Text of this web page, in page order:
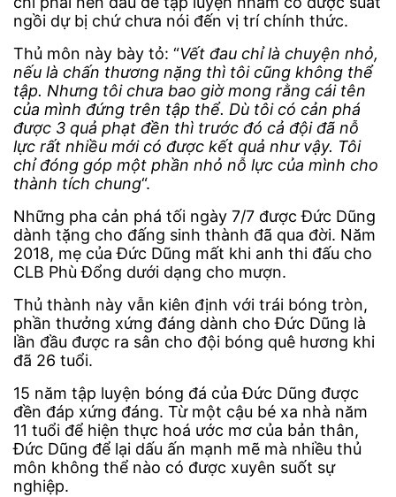
ngồi dự bị chứ chưa nói đến vị trí chính thức.
Thủ môn này bày tỏ: “Vết đau chỉ là chuyện nhỏ,
nếu là chấn thương nặng thì tôi cũng không thể
tập. Nhưng tôi chưa bao giờ mong rằng cái tên
của mình đứng trên tập thể. Dù tôi có cản phá
được 3 quả phạt đền thì trước đó cả đội đã nỗ
lực rất nhiều mới có được kết quả như vậy. Tôi
chỉ đóng góp một phần nhỏ nỗ lực của mình cho
thành tích chung“.
Những pha cản phá tối ngày 7/7 được Đức Dũng
dành tặng cho đấng sinh thành đã qua đời. Năm
2018, mẹ của Đức Dũng mất khi anh thi đấu cho
CLB Phù Đổng dưới dạng cho mượn.
Thủ thành này vẫn kiên định với trái bóng tròn,
phần thưởng xứng đáng dành cho Đức Dũng là
lần đầu được ra sân cho đội bóng quê hương khi
đã 26 tuổi.
15 năm tập luyện bóng đá của Đức Dũng được
đền đáp xứng đáng. Từ một cậu bé xa nhà năm
11 tuổi để hiện thực hoá ước mơ của bản thân,
Đức Dũng để lại dấu ấn mạnh mẽ mà nhiều thủ
môn không thể nào có được xuyên suốt sự
nghiệp.